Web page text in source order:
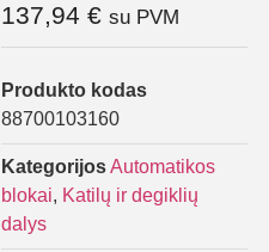
137,94 € su PVM
Produkto kodas
88700103160
KategorijosAutomatikos
blokai, Katilų ir degiklių
dalys